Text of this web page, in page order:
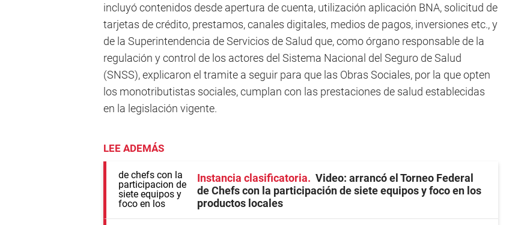
incluyó contenidos desde apertura de cuenta, utilización aplicación BNA, solicitud de
tarjetas de crédito, prestamos, canales digitales, medios de pagos, inversiones etc., y
de la Superintendencia de Servicios de Salud que, como órgano responsable de la
regulación y control de los actores del Sistema Nacional del Seguro de Salud
(SNSS), explicaron el tramite a seguir para que las Obras Sociales, por la que opten
los monotributistas sociales, cumplan con las prestaciones de salud establecidas
en la legislación vigente.
LEE ADEMÁS
Instancia clasificatoria
Video: arrancó el Torneo Federal
de Chefs con la participación de siete equipos y foco en los
productos locales